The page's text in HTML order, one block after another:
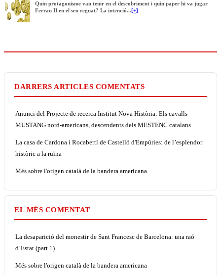
Quin protagonisme van tenir en el descobriment i quin paper hi va jugar
Ferran II en el seu regnat? La intenció... [+]
DARRERS ARTICLES COMENTATS
Anunci del Projecte de recerca Institut Nova Història: Els cavalls
MUSTANG nord-americans, descendents dels MESTENC catalans
La casa de Cardona i Rocabertí de Castelló d'Empúries: de l’esplendor
històric a la ruïna
Més sobre l'origen català de la bandera americana
EL MÉS COMENTAT
La desaparició del monestir de Sant Francesc de Barcelona: una raó
d’Estat (part 1)
Més sobre l'origen català de la bandera americana